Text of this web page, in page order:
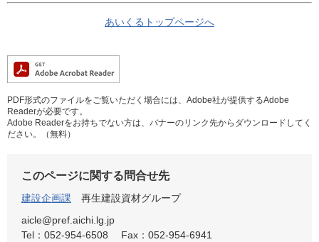
あいくるトップページへ
PDF形式のファイルをご覧いただく場合には、Adobe社が提供するAdobe
Readerが必要です。
Adobe Readerをお持ちでない方は、バナーのリンク先からダウンロードしてく
ださい。（無料）
このページに関する問合せ先
建設企画課
再生建設資材グループ
aicle@pref.aichi.lg.jp
Tel：052-954-6508
Fax：052-954-6941